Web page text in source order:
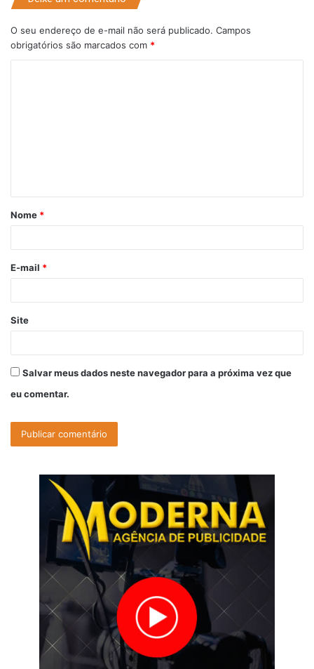
O seu endereço de e-mail não será publicado. Campos
obrigatórios são marcados com *
á
r
*
Nome *
E-mail *
Site
Salvar meus dados neste navegador para a próxima vez que
eu comentar.